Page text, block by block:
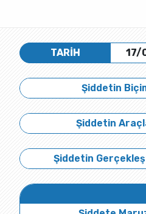
TARİH 17/
Şiddetin
Şiddetin
Şiddetin